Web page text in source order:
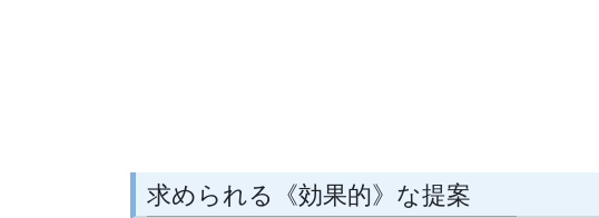
求められる《効果的》な提案